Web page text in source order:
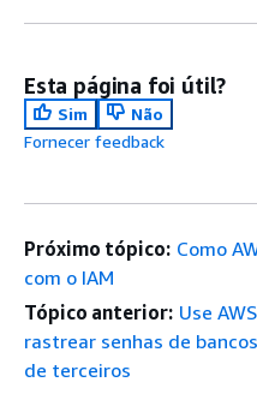
Esta página foi útil?
Sim
Não
Fornecer feedback
Próximo tópico: Como
com o IAM
Tópico anterior: Use
rastrear senhas de
de terceiros